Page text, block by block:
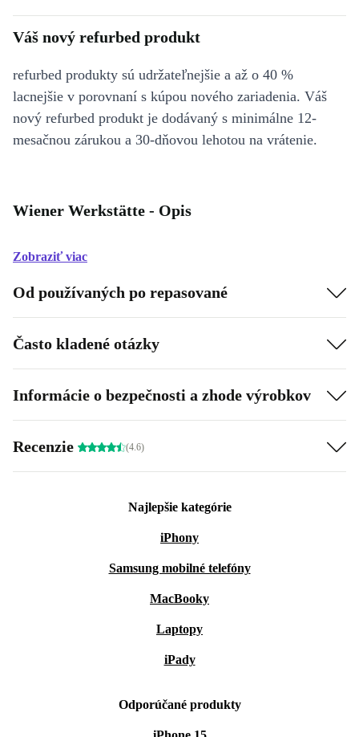
Váš nový refurbed produkt
refurbed produkty sú udržateľnejšie a až o 40 %
lacnejšie v porovnaní s kúpou nového zariadenia. Váš
nový refurbed produkt je dodávaný s minimálne 12-
mesačnou zárukou a 30-dňovou lehotou na vrátenie.
Wiener Werkstätte - Opis
Zobraziť viac
Od používaných po repasované
Často kladené otázky
Informácie o bezpečnosti a zhode výrobkov
Recenzie (4.6)
Najlepšie kategórie
iPhony
Samsung mobilné telefóny
MacBooky
Laptopy
iPady
Odporúčané produkty